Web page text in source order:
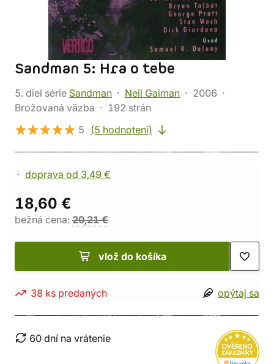
Sandman 5: Hra o tebe
5. diel série Sandman Neil Gaiman
2006
Brožovaná väzba
192 strán
5
(5 hodnotení)
doprava od 3,49 €
18,60 €
bežná cena: 20,21 €
vlož do košíka
38 ks predaných opýtaj sa
60 dní na vrátenie